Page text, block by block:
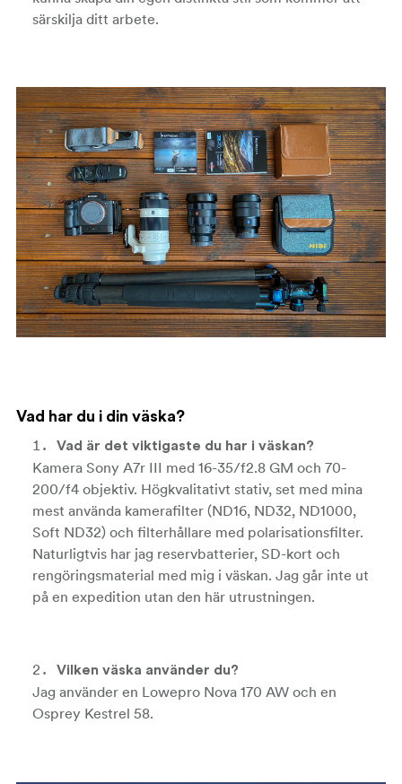
särskilja ditt arbete.
Vad har du i din väska?
Vad är det viktigaste du har i väskan?
Kamera Sony A7r III med 16-35/f2.8 GM och 70-
200/f4 objektiv. Högkvalitativt stativ, set med mina
mest använda kamerafilter (ND16, ND32, ND1000,
Soft ND32) och filterhållare med polarisationsfilter.
Naturligtvis har jag reservbatterier, SD-kort och
rengöringsmaterial med mig i väskan. Jag går inte ut
på en expedition utan den här utrustningen.
Vilken väska använder du?
Jag använder en Lowepro Nova 170 AW och en
Osprey Kestrel 58.